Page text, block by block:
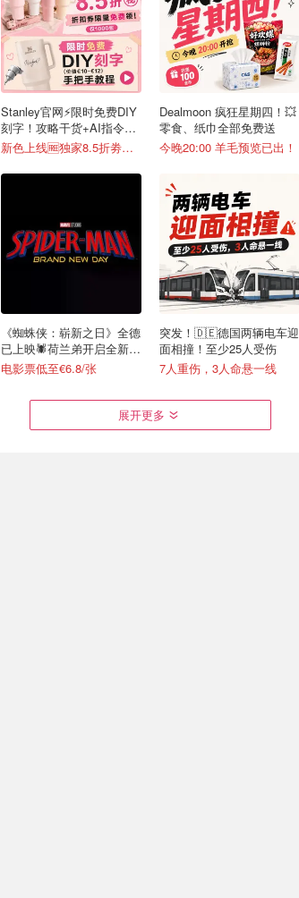
Stanley官网⚡️限时免费DIY
刻字！攻略干货+AI指令直
接戳
新色上线🆓独家8.5折劵速领
《蜘蛛侠：崭新之日》全德
已上映🕷️荷兰弟开启全新篇
章
电影票低至€6.8/张
Dealmoon 疯狂星期四！💥
零食、纸巾全部免费送
今晚20:00 羊毛预览已出！
突发！🇩🇪德国两辆电车迎
面相撞！至少25人受伤
7人重伤，3人命悬一线
展开更多